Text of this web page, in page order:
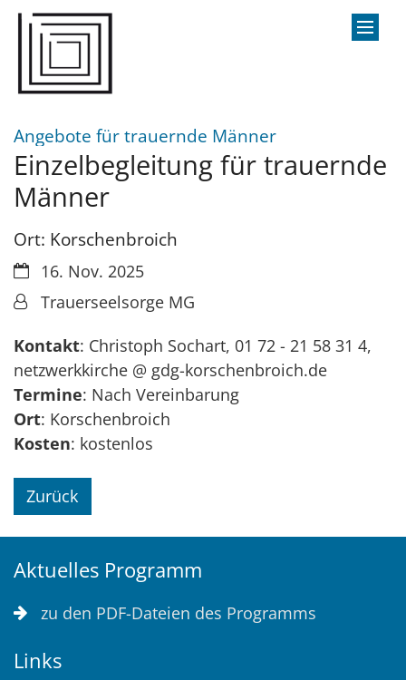
Zum Inhalt springen
Angebote für trauernde Männer:
Einzelbegleitung für trauernde
Männer
Ort: Korschenbroich
Datum:16. Nov. 2025
Von:Trauerseelsorge MG
Kontakt: Christoph Sochart, 01 72 - 21 58 31 4,
netzwerkkirche @ gdg-korschenbroich.de
Termine: Nach Vereinbarung
Ort: Korschenbroich
Kosten: kostenlos
Zurück
Aktuelles Programm
zu den PDF-Dateien des Programms
Links